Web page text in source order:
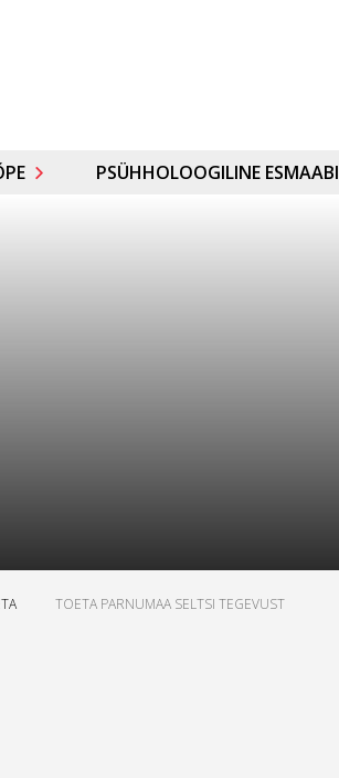
PSÜHHOLOOGILINE ESMAABI
TOETA PARNUMAA SELTSI TEGEVUST